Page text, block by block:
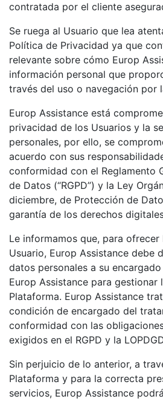
contratada por el cliente
Se ruega al Usuario que lea
Política de Privacidad ya que
relevante sobre cómo Europ
información personal que
través del uso o navegación por
Europ Assistance está
privacidad de los Usuarios y la
personales, por ello, se
acuerdo con sus
conformidad con el Reglamento
de Datos (“RGPD”) y la Ley
diciembre, de Protección de
garantía de los derechos
Le informamos que, para ofrecer
Usuario, Europ Assistance debe
datos personales a su
Europ Assistance para gestionar
Plataforma. Europ Assistance
condición de encargado del
conformidad con las
exigidos en el RGPD y la
Sin perjuicio de lo anterior, a
Plataforma y para la correcta
servicios, Europ Assistance